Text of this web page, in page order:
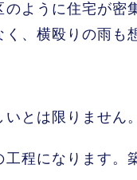
ように住宅が
、横殴りの雨も
とは限りません。
程になります。